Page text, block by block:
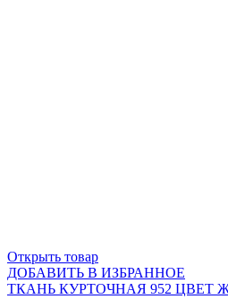
Открыть товар
ДОБАВИТЬ В ИЗБРАННОЕ
ТКАНЬ КУРТОЧНАЯ 952 ЦВЕТ